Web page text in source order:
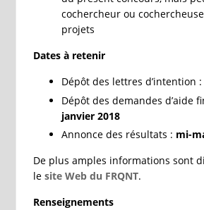
cochercheur ou
projets
Dates à retenir
Dépôt des lettres d’intention :
Dépôt des demandes d’aide
janvier 2018
Annonce des résultats : mi-
De plus amples informations sont
le site Web du FRQNT.
Renseignements